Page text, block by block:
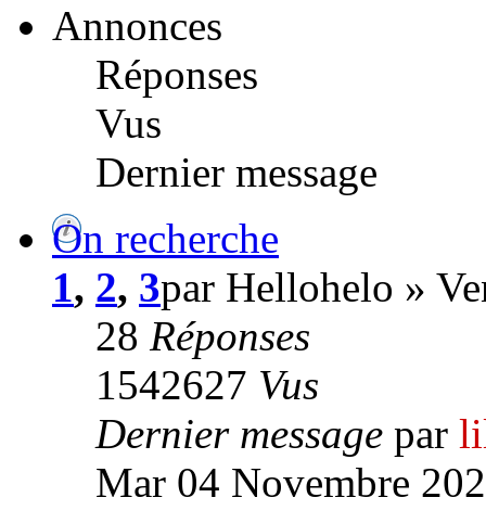
Annonces
Réponses
Vus
Dernier message
On recherche
1, 2, 3par Hellohelo »
28 Réponses
1542627 Vus
Dernier message par
Mar 04 Novembre